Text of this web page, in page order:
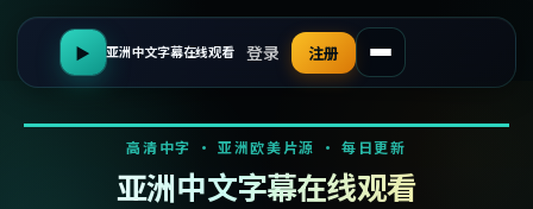
▶ 亚洲中文字幕在线观看 登录 注册
高清中字 · 亚洲欧美片源 · 每日更新
亚洲中文字幕在线观看